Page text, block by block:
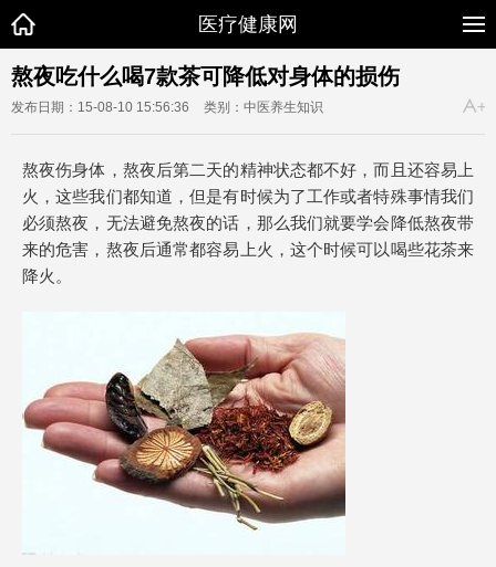
医疗健康网
熬夜吃什么喝7款茶可降低对身体的损伤
发布日期：15-08-10 15:56:36 类别：中医养生知识
熬夜伤身体，熬夜后第二天的精神状态都不好，而且还容易上
火，这些我们都知道，但是有时候为了工作或者特殊事情我们
必须熬夜，无法避免熬夜的话，那么我们就要学会降低熬夜带
来的危害，熬夜后通常都容易上火，这个时候可以喝些花茶来
降火。